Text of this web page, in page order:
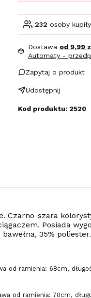
232 osoby
Dostawa od 9,99
Automaty -
Zapytaj o produkt
Udostępnij
Kod produktu: 2520
Czarno-szara
Posiada
35% poliester.
od ramienia: 68cm,
od ramienia: 70cm,